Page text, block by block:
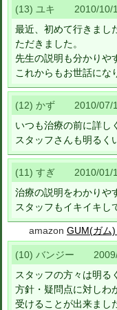
(13) ユキ 2010/10/
最近、初めて行きまし
ただきました。
先生の説明も分かりや
これからもお世話にな
(12) かず 2010/07/
いつも治療の前に詳し
スタッフさんも明るく
(11) すぎ 2010/01/
治療の説明をわかりや
スタッフもイキイキし
amazon GUM(ガム
(10) バンジー
スタッフの方々は明る
方針・疑問点に対しわ
受けることが出来まし